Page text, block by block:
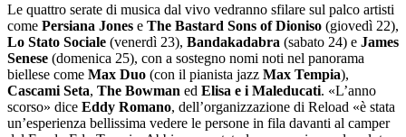
Le quattro serate di musica dal vivo vedranno sfilare sul palco artisti
come Persiana Jones e The Bastard Sons of Dioniso (giovedì 22),
Lo Stato Sociale (venerdì 23), Bandakadabra (sabato 24) e James
Senese (domenica 25), con a sostegno nomi noti nel panorama
biellese come Max Duo (con il pianista jazz Max Tempia),
Cascami Seta, The Bowman ed Elisa e i Maleducati. «L’anno
scorso» dice Eddy Romano, dell’organizzazione di Reload «è stata
un’esperienza bellissima vedere le persone in fila davanti al camper